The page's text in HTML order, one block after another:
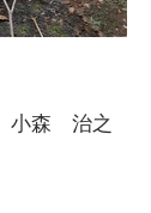
小森 治之